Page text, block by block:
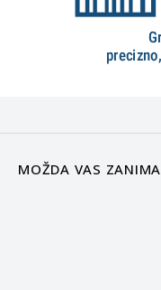
MOŽDA VAS ZANIMA